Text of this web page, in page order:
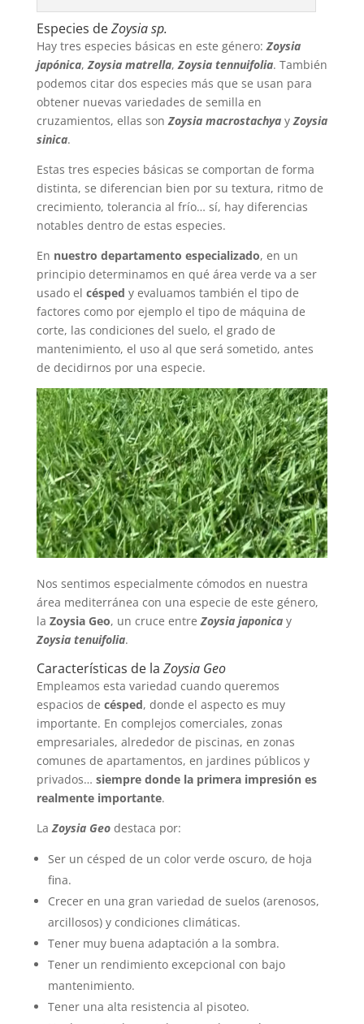
Especies deZoysia sp.
Hay tres especies básicas en este género:Zoysia
japónica,Zoysia matrella,Zoysia tennuifolia. También
podemos citar dos especies más que se usan para
obtener nuevas variedades de semilla en
cruzamientos, ellas sonZoysia macrostachyayZoysia
sinica.
Estas tres especies básicas se comportan de forma
distinta, se diferencian bien por su textura, ritmo de
crecimiento, tolerancia al frío… sí, hay diferencias
notables dentro de estas especies.
En nuestro departamento especializado, en un
principio determinamos en qué área verde va a ser
usado el césped y evaluamos también el tipo de
factores como por ejemplo el tipo de máquina de
corte, las condiciones del suelo, el grado de
mantenimiento, el uso al que será sometido, antes
de decidirnos por una especie.
Nos sentimos especialmente cómodos en nuestra
área mediterránea con una especie de este género,
la Zoysia Geo, un cruce entreZoysia japonicay
Zoysia tenuifolia.
Características de la Zoysia Geo
Empleamos esta variedad cuando queremos
espacios de césped, donde el aspecto es muy
importante. En complejos comerciales, zonas
empresariales, alrededor de piscinas, en zonas
comunes de apartamentos, en jardines públicos y
privados… siempre donde la primera impresión es
realmente importante.
LaZoysia Geodestaca por:
Ser un césped de un color verde oscuro, de hoja
fina.
Crecer en una gran variedad de suelos (arenosos,
arcillosos) y condiciones climáticas.
Tener muy buena adaptación a la sombra.
Tener un rendimiento excepcional con bajo
mantenimiento.
Tener una alta resistencia al pisoteo.